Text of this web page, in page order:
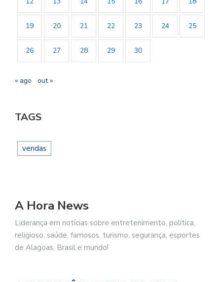
19 20 21 22 23 24 25
26 27 28 29 30
« ago out »
TAGS
vendas
A Hora News
Liderança em notícias sobre entretenimento, politica,
religioso, saúde, famosos, turismo, segurança, esportes
de Alagoas, Brasil e mundo!